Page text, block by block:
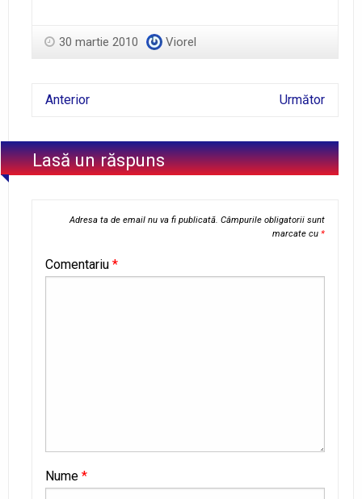
30 martie 2010 Viorel
Anterior Următor
Lasă un răspuns
Adresa ta de email nu va fi publicată. Câmpurile obligatorii sunt
marcate cu *
Comentariu *
Nume *